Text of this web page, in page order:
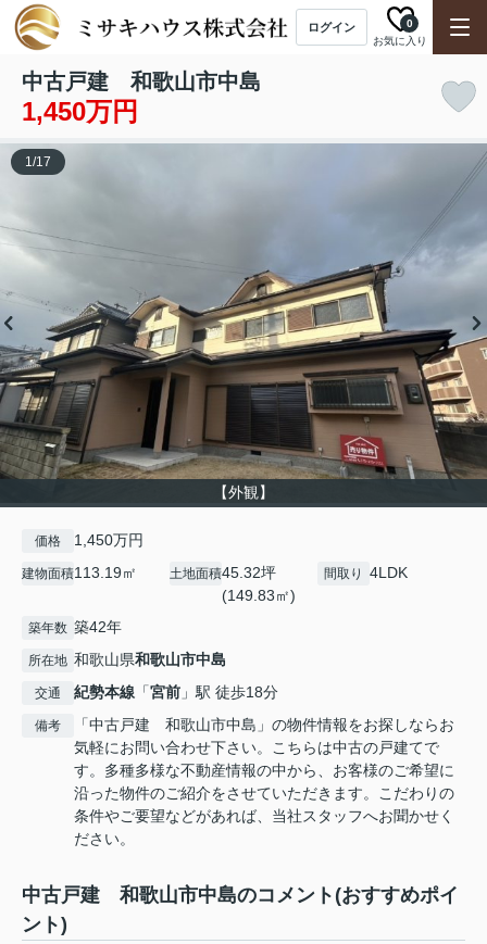
ログイン
お気に入り
0
中古戸建 和歌山市中島
1,450万円
【外観】
1/17
価格 1,450万円
建物面積113.19㎡ 土地面積45.32坪
(149.83㎡)
間取り 4LDK
築年数 築42年
所在地 和歌山県和歌山市中島
交通 紀勢本線 「宮前 」駅 徒歩18分
備考
「中古戸建 和歌山市中島」の物件情報をお探しならお
気軽にお問い合わせ下さい。こちらは中古の戸建てで
す。多種多様な不動産情報の中から、お客様のご希望に
沿った物件のご紹介をさせていただきます。こだわりの
条件やご要望などがあれば、当社スタッフへお聞かせく
ださい。
中古戸建 和歌山市中島のコメント(おすすめポイ
ント)